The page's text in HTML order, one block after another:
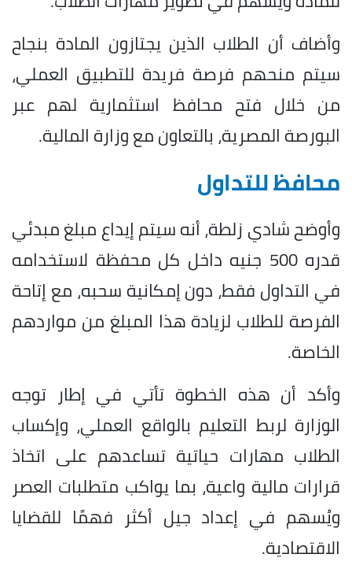
وأضاف أن الطلاب الذين يجتازون المادة بنجاح
سيتم منحهم فرصة فريدة للتطبيق العملي،
من خلال فتح محافظ استثمارية لهم عبر
البورصة المصرية، بالتعاون مع وزارة المالية.
محافظ للتداول
وأوضح شادي زلطة، أنه سيتم إيداع مبلغ مبدئي
قدره 500 جنيه داخل كل محفظة لاستخدامه
في التداول فقط، دون إمكانية سحبه، مع إتاحة
الفرصة للطلاب لزيادة هذا المبلغ من مواردهم
الخاصة.
وأكد أن هذه الخطوة تأتي في إطار توجه
الوزارة لربط التعليم بالواقع العملي، وإكساب
الطلاب مهارات حياتية تساعدهم على اتخاذ
قرارات مالية واعية، بما يواكب متطلبات العصر
ويُسهم في إعداد جيل أكثر فهمًا للقضايا
الاقتصادية.